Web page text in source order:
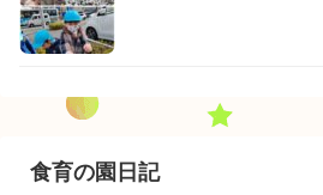
食育の園日記